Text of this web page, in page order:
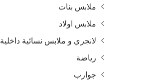
ملابس بنات
ملابس اولاد
لانجري و ملابس نسائية داخلية
رياضة
جوارب